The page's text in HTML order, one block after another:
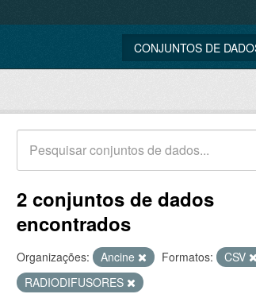
CONJUNTOS DE
2 conjuntos de dados
encontrados
Organizações: Ancine Formatos: CSV
RADIODIFUSORES